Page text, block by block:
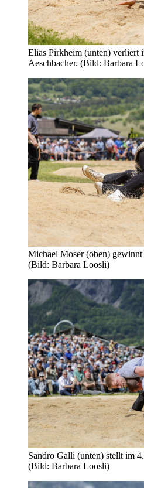
Elias Pirkheim (unten) verliert
Aeschbacher. (Bild: Barbara
Michael Moser (oben)
(Bild: Barbara Loosli)
Sandro Galli (unten) stellt im
(Bild: Barbara Loosli)